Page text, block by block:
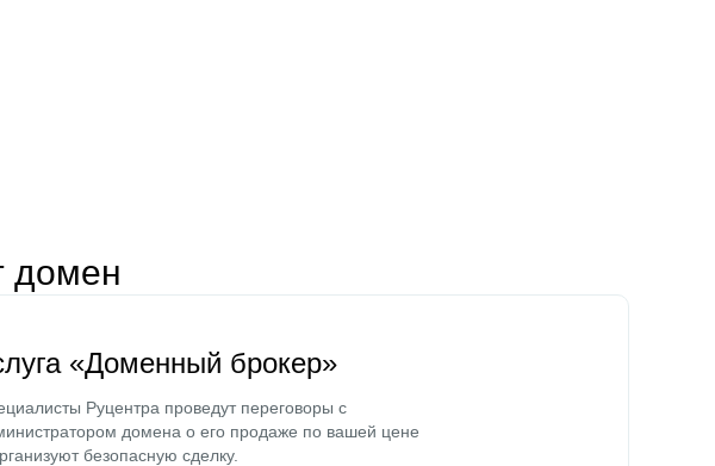
домен
«Доменный брокер»
Руцентра проведут переговоры с
домена о его продаже по вашей цене
безопасную сделку.